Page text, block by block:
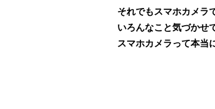
それでもスマホカメラ
いろんなこと気づかせ
スマホカメラって本当